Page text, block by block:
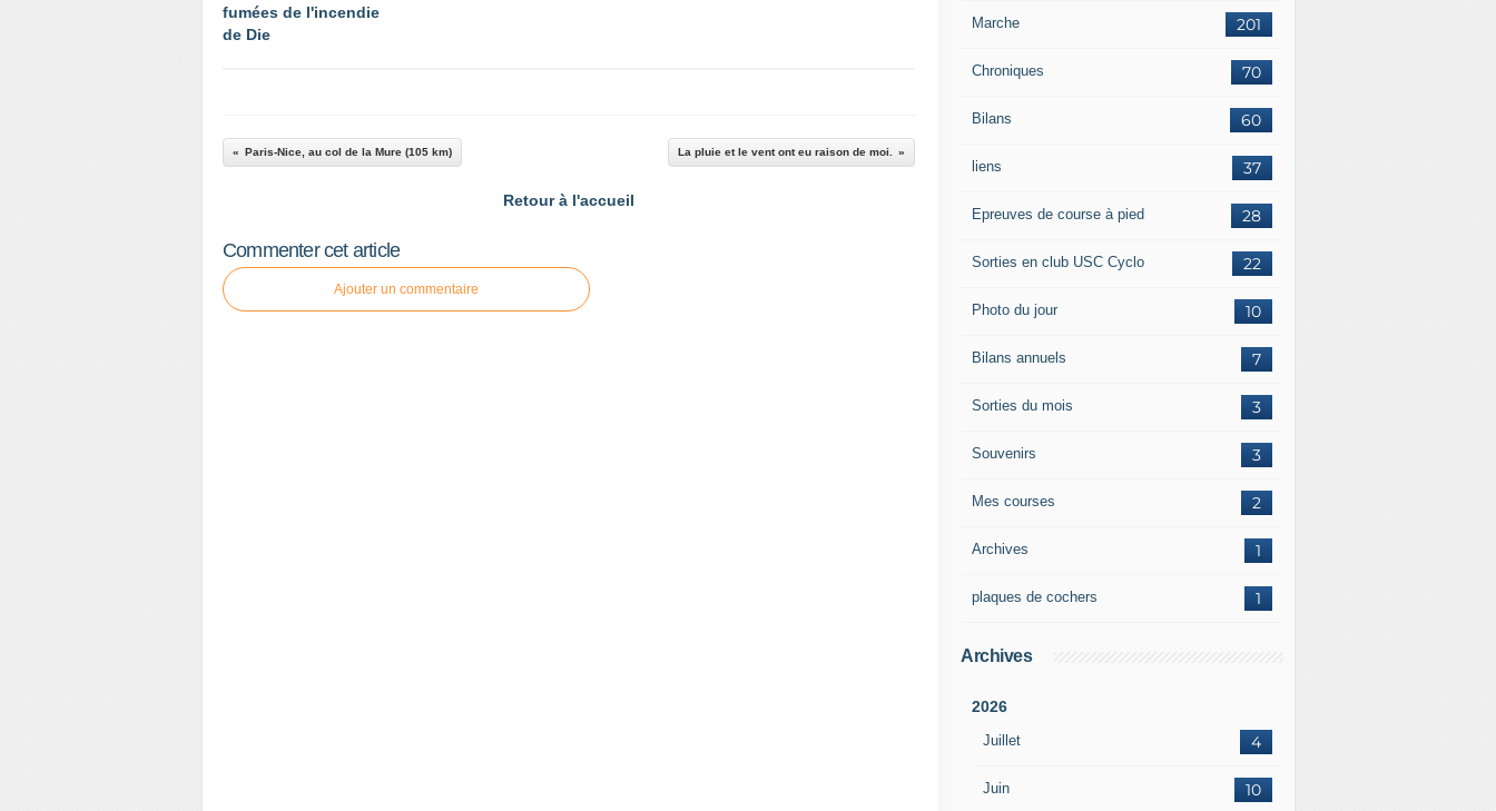
fumées de l'incendie
de Die
Paris-Nice, au col de la Mure (105 km) La pluie et le vent ont eu raison de moi.
Retour à l'accueil
Commenter cet article
Ajouter un commentaire
201
Marche
70
Chroniques
60
Bilans
37
liens
28
Epreuves de course à pied
22
Sorties en club USC Cyclo
10
Photo du jour
7
Bilans annuels
3
Sorties du mois
3
Souvenirs
2
Mes courses
1
Archives
1
plaques de cochers
Archives
2026
Juillet 4
Juin 10